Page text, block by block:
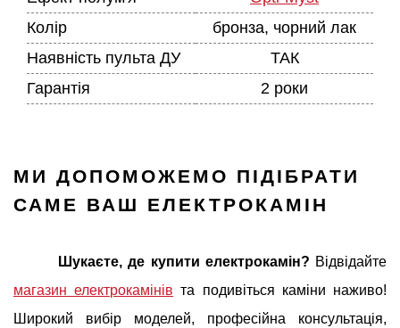
Колір
бронза, чорний лак
Наявність пульта ДУ
ТАК
Гарантія
2 роки
МИ ДОПОМОЖЕМО ПІДІБРАТИ
САМЕ ВАШ ЕЛЕКТРОКАМІН
Шукаєте, де купити електрокамін? Відвідайте
магазин електрокамінів та подивіться каміни наживо!
Широкий вибір моделей, професійна консультація,